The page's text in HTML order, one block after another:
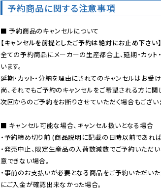
予約商品に関する注意事項
【キャンセルを前提としたご予約は絶対にお止め下さい】
全ての予約商品にメーカーの生産都合上、延期・カット
います。
延期・カット・分納を理由にされてのキャンセルはお受
尚、それでもご予約のキャンセルをご希望される方に関
次回からのご予約をお断りさせていただく場合もござい
■ キャンセル可能な場合、キャンセル扱いとなる場合
・予約締め切り前 (商品説明に記載の日時以前であれ
・発売中止、限定生産品の入荷数減数でご予約いただ
意できない場合。
・事前のお支払いが必要となる商品をご予約いただい
にご入金が確認出来なかった場合。